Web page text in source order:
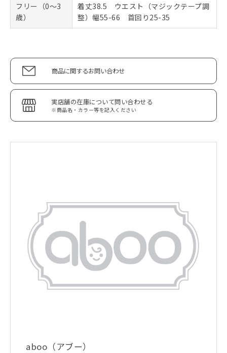
フリー（0～3
歳）
着丈38.5 ウエスト（マジックテープ調
整）幅55-66 首回り25-35
商品に関するお問い合わせ
実店舗の在庫について問い合わせる
※商品名・カラー等を記入ください
aboo（アブー）